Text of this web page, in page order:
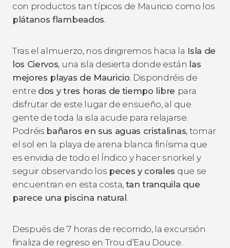
con productos tan típicos de Mauricio como los
plátanos flambeados.
Tras el almuerzo, nos dirigiremos hacia la Isla de
los Ciervos, una isla desierta donde están las
mejores playas de Mauricio. Dispondréis de
entre dos y tres horas de tiempo libre para
disfrutar de este lugar de ensueño, al que
gente de toda la isla acude para relajarse.
Podréis bañaros en sus aguas cristalinas, tomar
el sol en la playa de arena blanca finísima que
es envidia de todo el Índico y hacer snorkel y
seguir observando los peces y corales que se
encuentran en esta costa, tan tranquila que
parece una piscina natural.
Después de 7 horas de recorrido, la excursión
finaliza de regreso en Trou d’Eau Douce.